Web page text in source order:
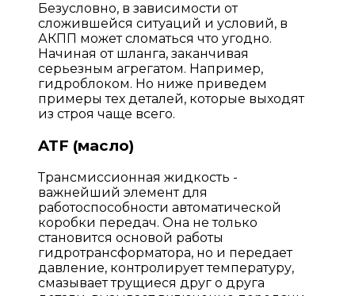
Безусловно, в зависимости от
сложившейся ситуаций и условий, в
АКПП может сломаться что угодно.
Начиная от шланга, заканчивая
серьезным агрегатом. Например,
гидроблоком. Но ниже приведем
примеры тех деталей, которые выходят
из строя чаще всего.
ATF (масло)
Трансмиссионная жидкость -
важнейший элемент для
работоспособности автоматической
коробки передач. Она не только
становится основой работы
гидротрансформатора, но и передает
давление, контролирует температуру,
смазывает трущиеся друг о друга